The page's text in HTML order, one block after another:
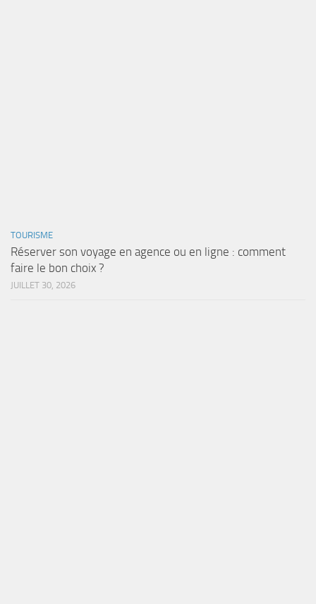
TOURISME
Réserver son voyage en agence ou en ligne : comment
faire le bon choix ?
JUILLET 30, 2026